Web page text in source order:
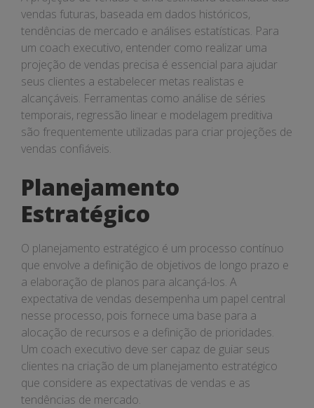
vendas futuras, baseada em dados históricos,
tendências de mercado e análises estatísticas. Para
um coach executivo, entender como realizar uma
projeção de vendas precisa é essencial para ajudar
seus clientes a estabelecer metas realistas e
alcançáveis. Ferramentas como análise de séries
temporais, regressão linear e modelagem preditiva
são frequentemente utilizadas para criar projeções de
vendas confiáveis.
Planejamento
Estratégico
O planejamento estratégico é um processo contínuo
que envolve a definição de objetivos de longo prazo e
a elaboração de planos para alcançá-los. A
expectativa de vendas desempenha um papel central
nesse processo, pois fornece uma base para a
alocação de recursos e a definição de prioridades.
Um coach executivo deve ser capaz de guiar seus
clientes na criação de um planejamento estratégico
que considere as expectativas de vendas e as
tendências de mercado.